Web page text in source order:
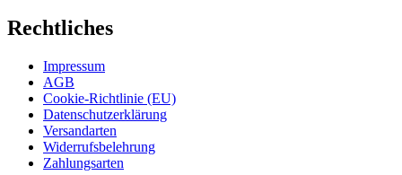
Rechtliches
Impressum
AGB
Cookie-Richtlinie (EU)
Datenschutzerklärung
Versandarten
Widerrufsbelehrung
Zahlungsarten